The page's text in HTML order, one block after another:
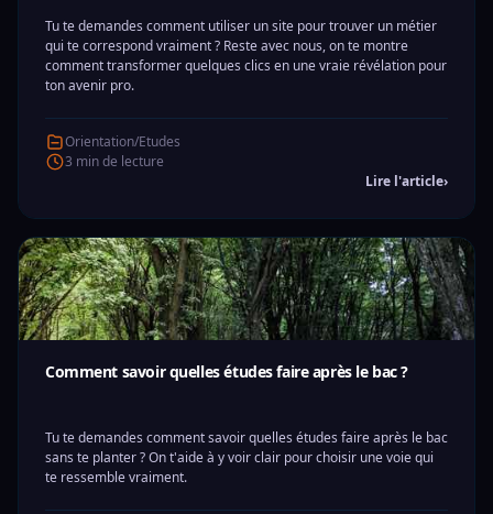
Tu te demandes comment utiliser un site pour trouver un métier
qui te correspond vraiment ? Reste avec nous, on te montre
comment transformer quelques clics en une vraie révélation pour
ton avenir pro.
Orientation/Etudes
3 min de lecture
Lire l'article›
Comment savoir quelles études faire après le bac ?
Tu te demandes comment savoir quelles études faire après le bac
sans te planter ? On t'aide à y voir clair pour choisir une voie qui
te ressemble vraiment.